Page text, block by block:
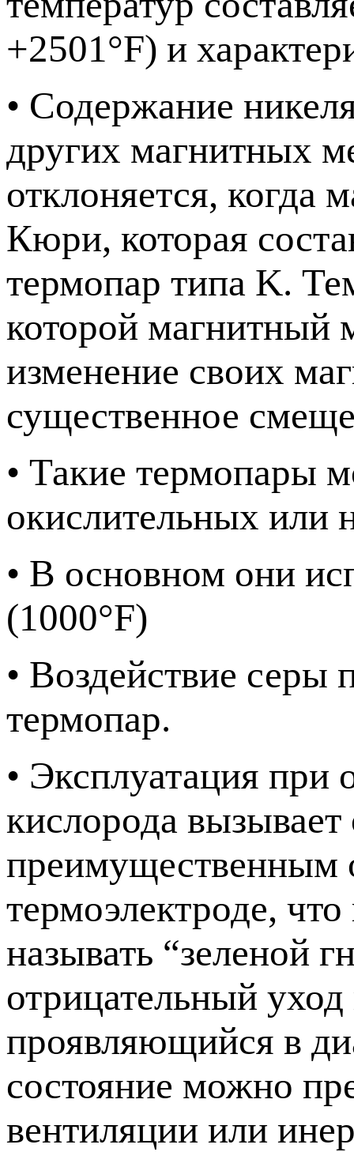
+2501°F) и
• Содержание
других магнитных
отклоняется, когда
Кюри, которая
термопар типа K.
которой магнитный
изменение своих
существенное
• Такие термопары
окислительных или
• В основном они
(1000°F)
• Воздействие серы
термопар.
• Эксплуатация при
кислорода вызывает
преимущественным
термоэлектроде,
называть “зеленой
отрицательный
проявляющийся в
состояние можно
вентиляции или